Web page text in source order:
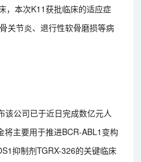
，本次K11获批临床的适应症
关节炎、退行性软骨磨损等病
该公司已于近日完成数亿元人
将主要用于推进BCR-ABL1变构
抑制剂TGRX-326的关键临床